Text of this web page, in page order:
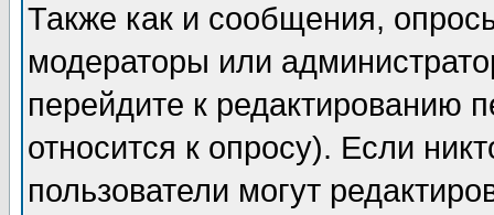
Также как и сообщения,
модераторы или
перейдите к редактированию
относится к опросу). Если
пользователи могут